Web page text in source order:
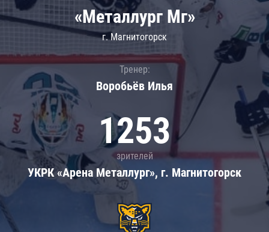
«Металлург Мг»
г. Магнитогорск
Тренер:
Воробьёв Илья
1253
зрителей
УКРК «Арена Металлург», г. Магнитогорск